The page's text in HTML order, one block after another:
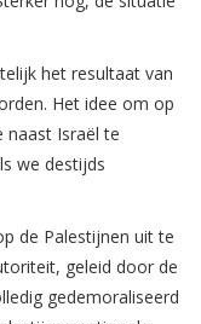
het resultaat van
Het idee om op
naast Israël te
we destijds
de Palestijnen uit te
geleid door de
gedemoraliseerd